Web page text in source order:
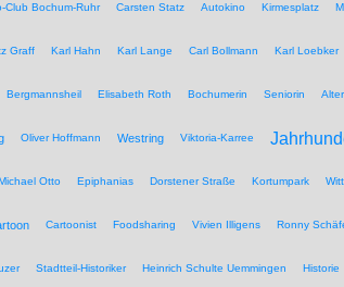
Club Bochum-Ruhr Carsten Statz Autokino Kirmesplatz
Graff Karl Hahn Karl Lange Carl Bollmann Karl Loebker
Bergmannsheil Elisabeth Roth Bochumerin Seniorin Alter
Oliver Hoffmann Westring Viktoria-Karree
Otto Epiphanias Dorstener Straße Kortumpark
Cartoonist Foodsharing Vivien Illigens Ronny
Stadtteil-Historiker Heinrich Schulte Uemmingen Historie